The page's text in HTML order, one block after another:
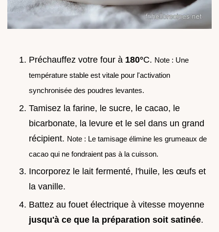
Préchauffez votre four à 180°C. Note : Une
température stable est vitale pour l'activation
synchronisée des poudres levantes.
Tamisez la farine, le sucre, le cacao, le
bicarbonate, la levure et le sel dans un grand
récipient. Note : Le tamisage élimine les grumeaux de
cacao qui ne fondraient pas à la cuisson.
Incorporez le lait fermenté, l'huile, les œufs et
la vanille.
Battez au fouet électrique à vitesse moyenne
jusqu'à ce que la préparation soit satinée.